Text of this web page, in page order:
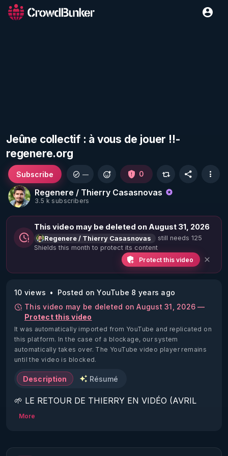
Jeûne collectif : à vous de jouer !!-
regenere.org
Regenere / Thierry Casasnovas
3.5 k subscribers
Subscribe — 0
This video may be deleted on August 31, 2026
Regenere / Thierry Casasnovas
still needs 125
Shields this month to protect its content
Protect this video
10 views
Posted on YouTube 8 years ago
This video may be deleted on August 31, 2026 —
Protect this video
It was automatically imported from YouTube and replicated on
this platform. In the case of a blockage, our system
automatically takes over. The YouTube video player remains
until the video is blocked.
Description Résumé
🌱 LE RETOUR DE THIERRY EN VIDÉO (AVRIL
2022)!
https://www.rgnr.fr/presentation.html
More